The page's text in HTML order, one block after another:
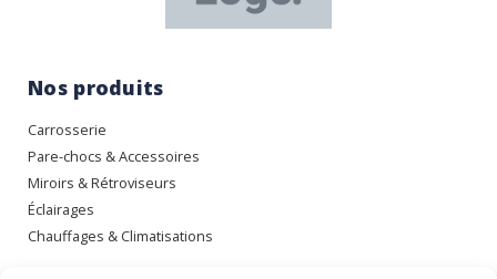
Nos produits
Carrosserie
Pare-chocs & Accessoires
Miroirs & Rétroviseurs
Éclairages
Chauffages & Climatisations